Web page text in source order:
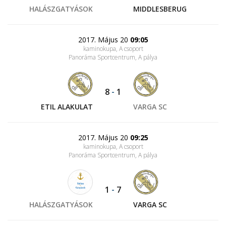
HALÁSZGATYÁSOK MIDDLESBERUG
2017. Május 20 09:05
kaminokupa, A csoport
Panoráma Sportcentrum, A pálya
ETIL ALAKULAT
8 - 1
VARGA SC
2017. Május 20 09:25
kaminokupa, A csoport
Panoráma Sportcentrum, A pálya
HALÁSZGATYÁSOK
1 - 7
VARGA SC